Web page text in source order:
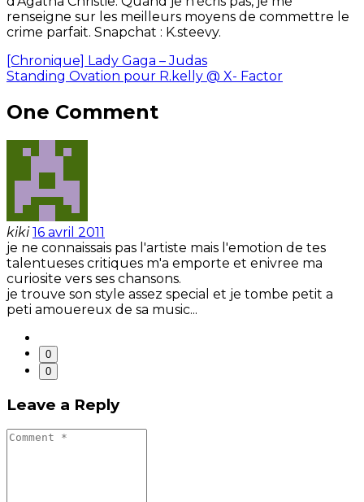
renseigne sur les meilleurs moyens de commettre le
crime parfait. Snapchat : K.steevy.
[Chronique] Lady Gaga – Judas
Standing Ovation pour R.kelly @ X- Factor
One Comment
kiki 16 avril 2011
je ne connaissais pas l'artiste mais l'emotion de tes
talentueses critiques m'a emporte et enivree ma
curiosite vers ses chansons.
je trouve son style assez special et je tombe petit a
peti amouereux de sa music...
0
0
Leave a Reply